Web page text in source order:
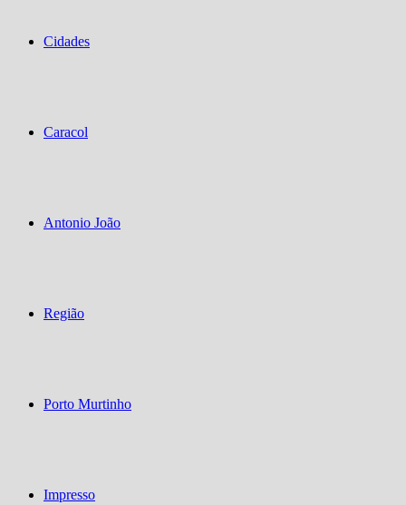
Cidades
Caracol
Antonio João
Região
Porto Murtinho
Impresso